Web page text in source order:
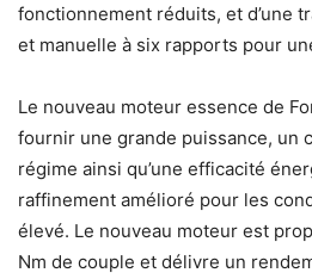
fonctionnement réduits, et d’une
et manuelle à six rapports pour
Le nouveau moteur essence de
fournir une grande puissance, un
régime ainsi qu’une efficacité
raffinement amélioré pour les
élevé. Le nouveau moteur est
Nm de couple et délivre un